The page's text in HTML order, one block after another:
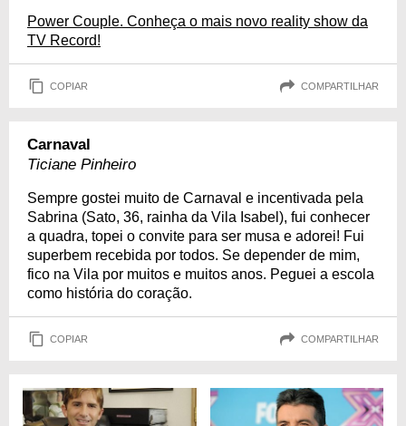
Power Couple. Conheça o mais novo reality show da
TV Record!
COPIAR COMPARTILHAR
Carnaval
Ticiane Pinheiro
Sempre gostei muito de Carnaval e incentivada pela
Sabrina (Sato, 36, rainha da Vila Isabel), fui conhecer
a quadra, topei o convite para ser musa e adorei! Fui
superbem recebida por todos. Se depender de mim,
fico na Vila por muitos e muitos anos. Peguei a escola
como história do coração.
COPIAR COMPARTILHAR